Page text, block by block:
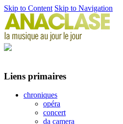
Skip to Content Skip to Navigation
Liens primaires
chroniques
opéra
concert
da camera